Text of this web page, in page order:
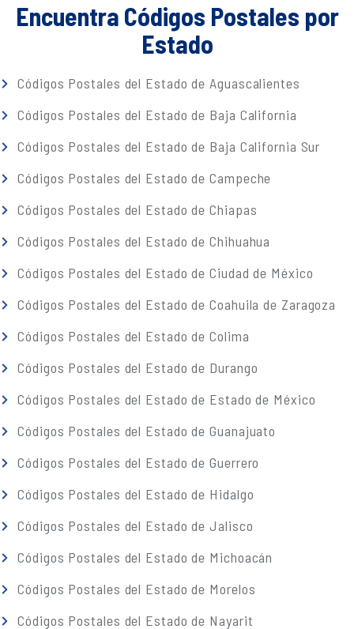
Encuentra Códigos Postales por
Estado
Códigos Postales del Estado de Aguascalientes
Códigos Postales del Estado de Baja California
Códigos Postales del Estado de Baja California Sur
Códigos Postales del Estado de Campeche
Códigos Postales del Estado de Chiapas
Códigos Postales del Estado de Chihuahua
Códigos Postales del Estado de Ciudad de México
Códigos Postales del Estado de Coahuila de Zaragoza
Códigos Postales del Estado de Colima
Códigos Postales del Estado de Durango
Códigos Postales del Estado de Estado de México
Códigos Postales del Estado de Guanajuato
Códigos Postales del Estado de Guerrero
Códigos Postales del Estado de Hidalgo
Códigos Postales del Estado de Jalisco
Códigos Postales del Estado de Michoacán
Códigos Postales del Estado de Morelos
Códigos Postales del Estado de Nayarit